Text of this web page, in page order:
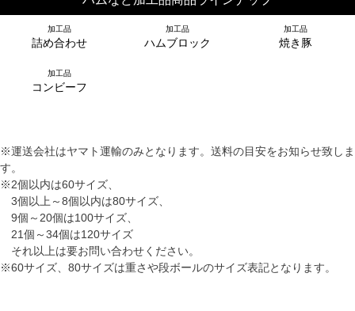
シーン別特集
お中元ギフト
加工品
詰め合わせ
加工品
ハムブロック
加工品
焼き豚
加工品
コンビーフ
※運送会社はヤマト運輸のみとなります。送料の目安をお知らせ致しま
す。
※2個以内は60サイズ、
3個以上～8個以内は80サイズ、
9個～20個は100サイズ、
21個～34個は120サイズ
それ以上は要お問い合わせください。
※60サイズ、80サイズは重さや段ボールのサイズ表記となります。